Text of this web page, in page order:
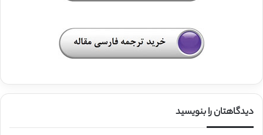
دیدگاهتان را بنویسید